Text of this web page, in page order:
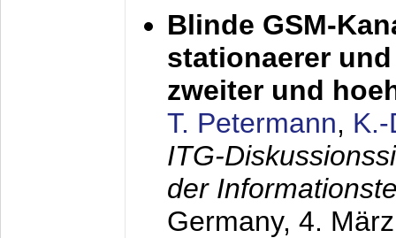
Blinde GSM-
stationaerer
zweiter und
T. Petermann,
ITG-
der
Germany, 4.